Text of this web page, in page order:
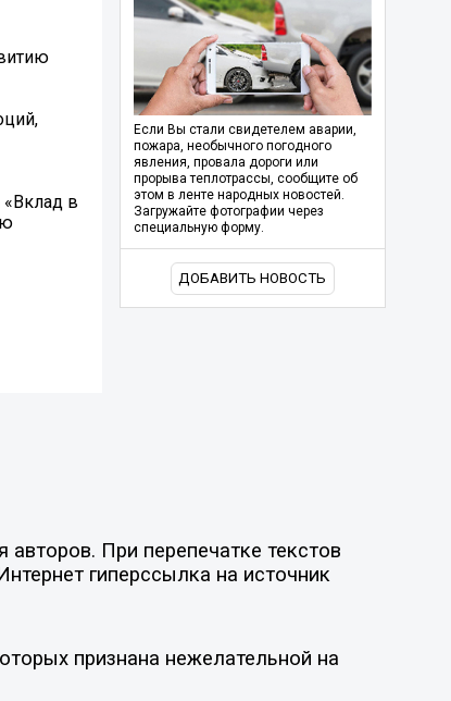
«Вклад в
Если Вы стали свидетелем аварии,
пожара, необычного погодного
явления, провала дороги или
прорыва теплотрассы, сообщите об
этом в ленте народных новостей.
Загружайте фотографии через
специальную форму.
ДОБАВИТЬ НОВОСТЬ
При перепечатке текстов
гиперссылка на источник
признана нежелательной на